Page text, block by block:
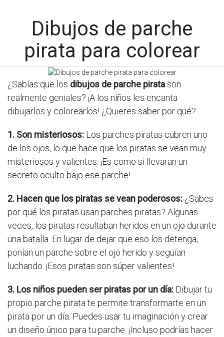
Dibujos de parche
pirata para colorear
¿Sabías que los dibujos de parche piratason
realmente geniales? ¡A los niños les encanta
dibujarlos y colorearlos! ¿Quieres saber por qué?
1. Son misteriosos: Los parches piratas cubren uno
de los ojos, lo que hace que los piratas se vean muy
misteriosos y valientes. ¡Es como si llevaran un
secreto oculto bajo ese parche!
2. Hacen que los piratas se vean poderosos: ¿Sabes
por qué los piratas usan parches piratas? Algunas
veces, los piratas resultaban heridos en un ojo durante
una batalla. En lugar de dejar que eso los detenga,
ponían un parche sobre el ojo herido y seguían
luchando. ¡Esos piratas son súper valientes!
3. Los niños pueden ser piratas por un día: Dibujar tu
propio parche pirata te permite transformarte en un
pirata por un día. Puedes usar tu imaginación y crear
un diseño único para tu parche. ¡Incluso podrías hacer